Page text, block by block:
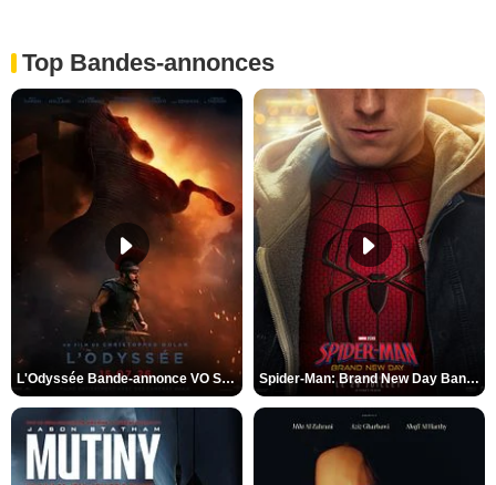
Top Bandes-annonces
L'Odyssée Bande-annonce VO STFR Spider-Man: Brand New Day Bande-annonce VO STFR